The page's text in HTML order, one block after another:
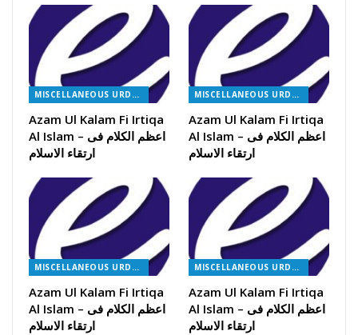
MISCELLANEOUS URDU BOOKS
Azam Ul Kalam Fi Irtiqa
Al Islam – اعظم الکلام فی
ارتقاء الاسلام
MISCELLANEOUS URDU BOOKS
Azam Ul Kalam Fi Irtiqa
Al Islam – اعظم الکلام فی
ارتقاء الاسلام
MISCELLANEOUS URDU BOOKS
Azam Ul Kalam Fi Irtiqa
Al Islam – اعظم الکلام فی
ارتقاء الاسلام
MISCELLANEOUS URDU BOOKS
Azam Ul Kalam Fi Irtiqa
Al Islam – اعظم الکلام فی
ارتقاء الاسلام